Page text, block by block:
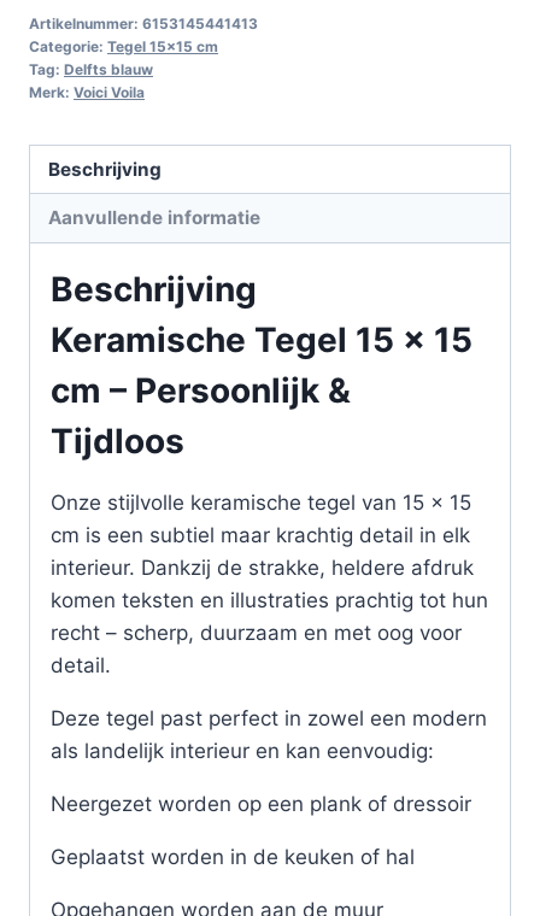
Artikelnummer: 6153145441413
Categorie: Tegel 15x15 cm
Tag: Delfts blauw
Merk: Voici Voila
Beschrijving
Aanvullende informatie
Beschrijving
Keramische Tegel 15 x 15
cm – Persoonlijk &
Tijdloos
Onze stijlvolle keramische tegel van 15 x 15
cm is een subtiel maar krachtig detail in elk
interieur. Dankzij de strakke, heldere afdruk
komen teksten en illustraties prachtig tot hun
recht – scherp, duurzaam en met oog voor
detail.
Deze tegel past perfect in zowel een modern
als landelijk interieur en kan eenvoudig:
Neergezet worden op een plank of dressoir
Geplaatst worden in de keuken of hal
Opgehangen worden aan de muur